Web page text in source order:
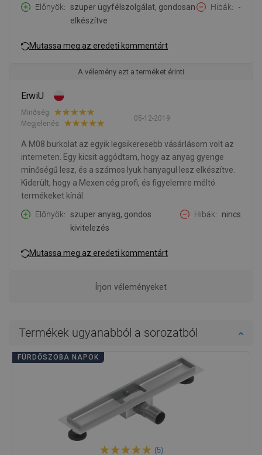
Előnyök
szuper ügyfélszolgálat, gondosan
elkészítve
Hibák -
Mutassa meg az eredeti kommentárt
A vélemény ezt a terméket érinti
ErwiU
05-12-2019
Minőség:
Megjelenés:
A M08 burkolat az egyik legsikeresebb vásárlásom volt az
interneten. Egy kicsit aggódtam, hogy az anyag gyenge
minőségű lesz, és a számos lyuk hanyagul lesz elkészítve.
Kiderült, hogy a Mexen cég profi, és figyelemre méltó
termékeket kínál.
Előnyök
szuper anyag, gondos
kivitelezés
Hibák nincs
Mutassa meg az eredeti kommentárt
Írjon véleményeket
Termékek ugyanabból a sorozatból
FÜRDŐSZOBA NAPOK
(5)